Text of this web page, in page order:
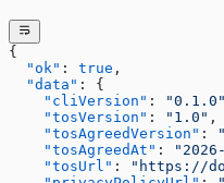
{
  "ok"
: true ,
  "data"
: {
    "cliVersion"
: "0.1.0"
    "tosVersion"
: "1.0" ,
    "tosAgreedVersion"
:
    "tosAgreedAt"
:
    "tosUrl"
: "https://